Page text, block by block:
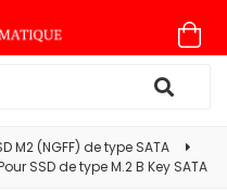
M2 (NGFF) de type SATA
SSD de type M.2 B Key SATA